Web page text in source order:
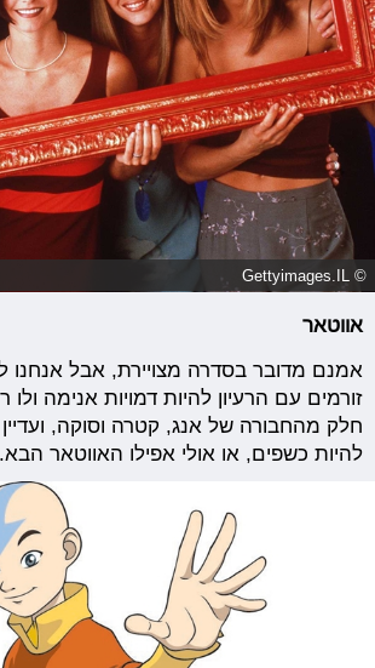
© Gettyimages.IL
אווטאר
אמנם מדובר בסדרה מצויירת, אבל אנחנו
זורמים עם הרעיון להיות דמויות אנימה ולו
חלק מהחבורה של אנג, קטרה וסוקה, ועדיין
להיות כשפים, או אולי אפילו האווטאר